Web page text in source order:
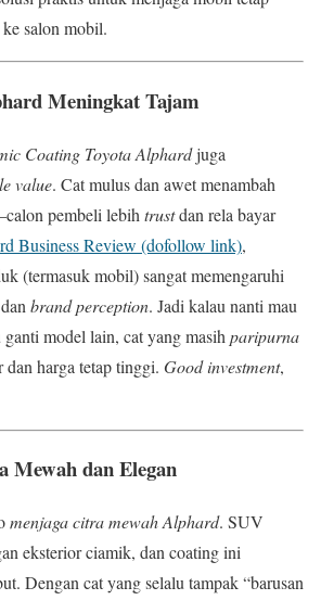
salon mobil.
Meningkat Tajam
Coating Toyota Alphardjuga
value. Cat mulus dan awet menambah
pembeli lebih trustdan rela bayar
Business Review (dofollow link),
(termasuk mobil) sangat memengaruhi
dan brand perception. Jadi kalau nanti mau
model lain, cat yang masih paripurna
harga tetap tinggi. Good investment,
Mewah dan Elegan
menjaga citra mewah Alphard. SUV
eksterior ciamik, dan coating ini
Dengan cat yang selalu tampak “barusan